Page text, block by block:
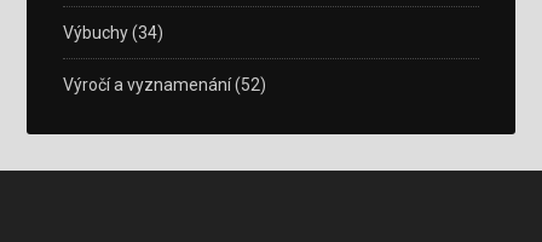
Výbuchy(34)
Výročí a vyznamenání(52)